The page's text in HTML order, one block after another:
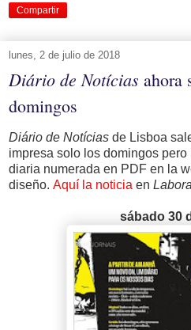
Compartir
lunes, 2 de julio de 2018
Diário de Notícias ahora
domingos
Diário de Notícias de Lisboa
impresa solo los domingos
diaria numerada en PDF en la
diseño. Aquí la noticia en
sábado 30